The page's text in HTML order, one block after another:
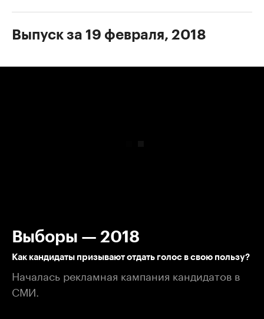
Выпуск за 19 февраля, 2018
Выборы — 2018
Как кандидаты призывают отдать голос в свою пользу?
Началась рекламная кампания кандидатов в
СМИ.